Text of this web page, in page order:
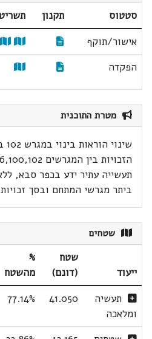
סטטוס תקנון תשריט
אישור/תוקף
הפקדה
מטרת התוכנית
תעשייה עתיר ידע בכפר סבא,
ביתר מגרשי המתחם ובסך
שטחים
ייעוד
שטח
(דונם)
%
מהשטח
תעשיה
ומלאכה
41.050
77.14%